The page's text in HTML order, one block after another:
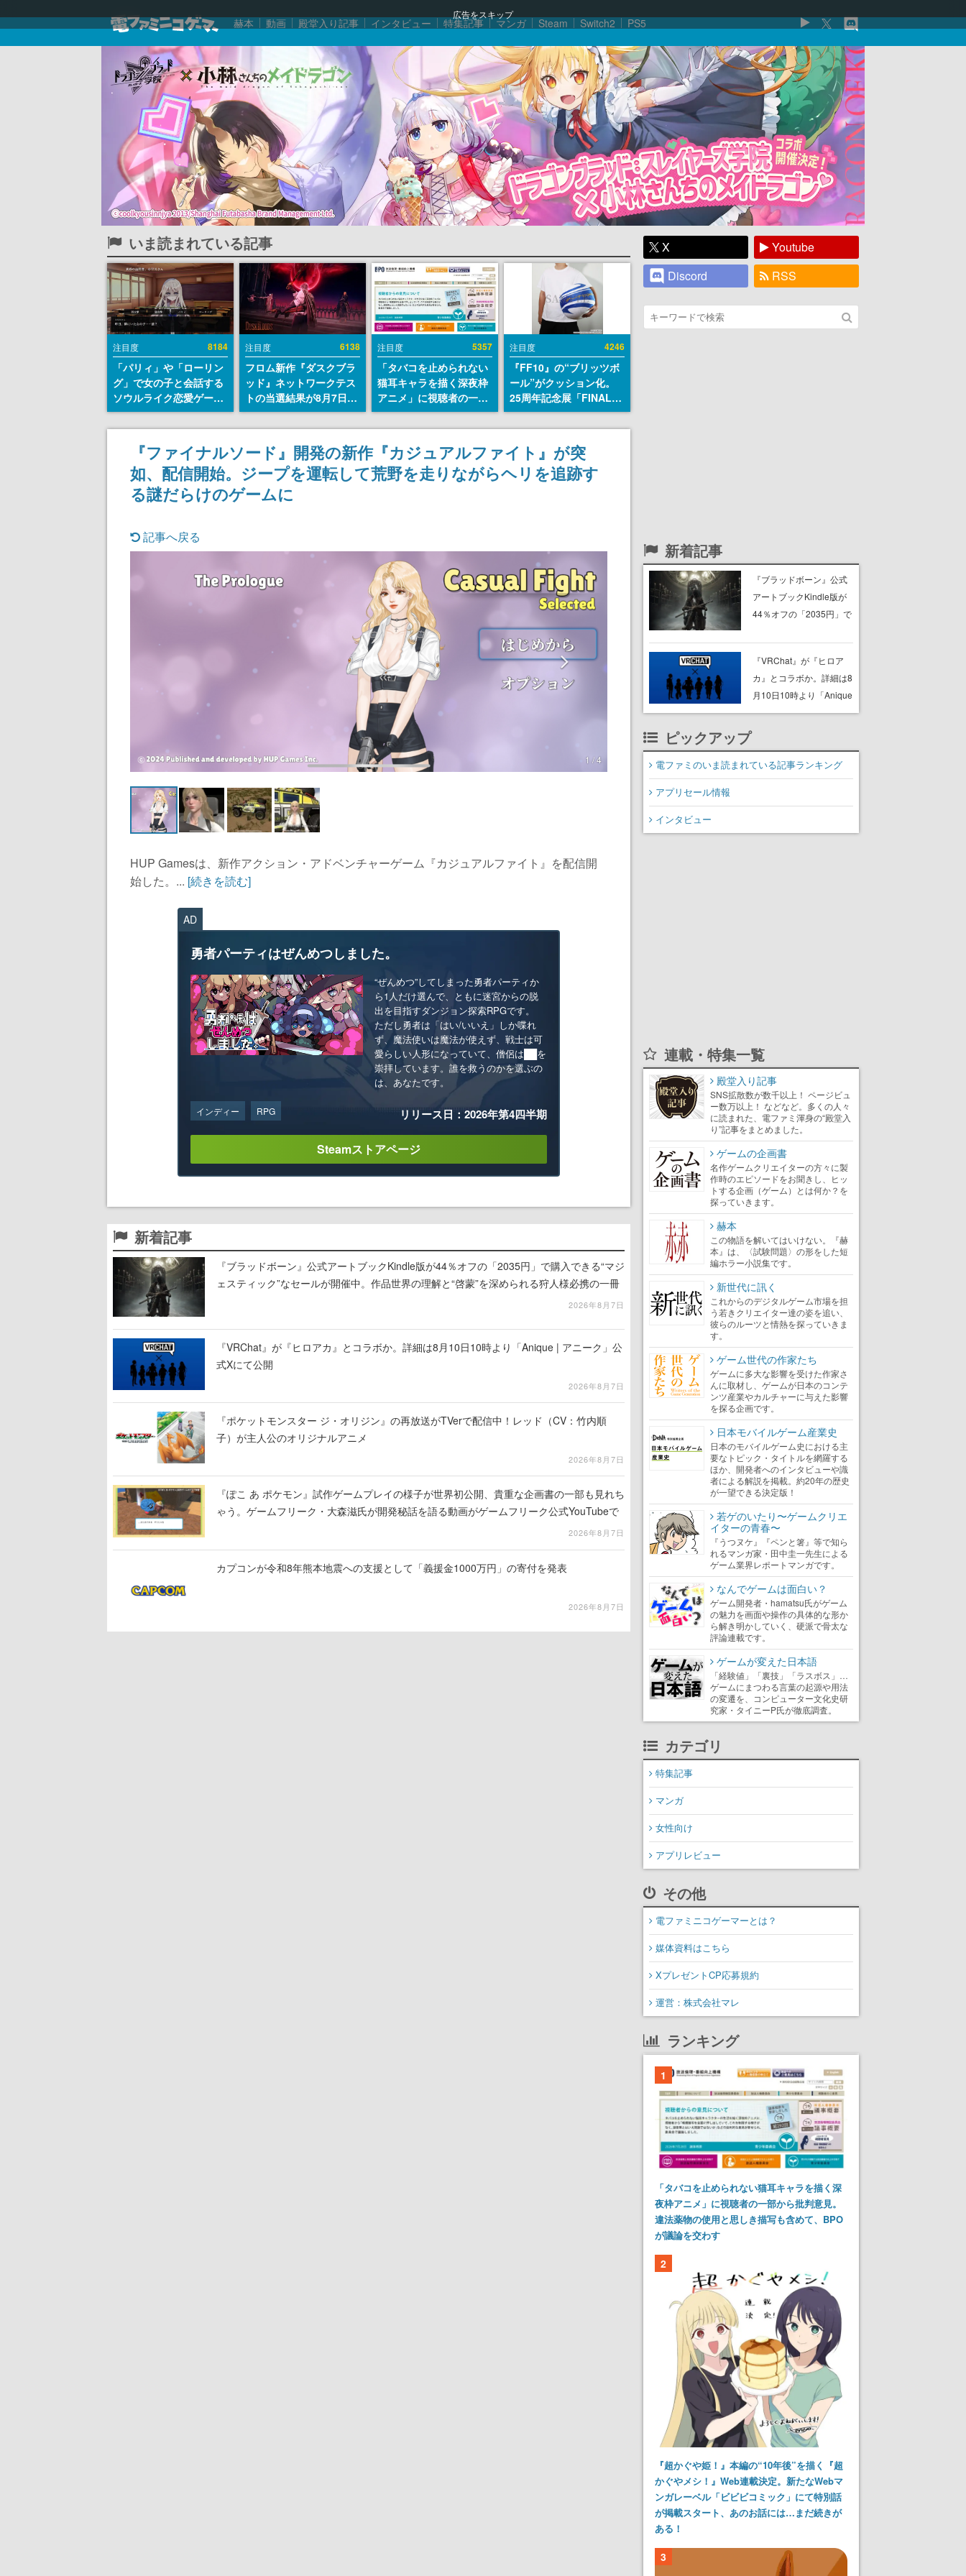
広告をスキップ
赫本 動画 殿堂入り記事 インタビュー 特集記事 マンガ Steam Switch2 PS5
いま読まれている記事
注目度 8184
「パリィ」や「ローリン
グ」で女の子と会話する
ソウルライク恋愛ゲーム
『小早川さんはソウルラ
イク』無料公開。返事に
失敗すると「YOU
DIED」
注目度 6138
フロム新作『ダスクブラ
ッド』ネットワークテス
トの当選結果が8月7日22
時に発表。応募サイトの
マイページから確認可
能、テスト実施は8月21
日～24日
注目度 5357
「タバコを止められない
猫耳キャラを描く深夜枠
アニメ」に視聴者の一部
から批判意見。違法薬物
の使用と思しき描写も含
めて、BPOが議論を交わ
す
注目度 4246
『FF10』の“ブリッツボ
ール”がクッション化。
25周年記念展「FINAL
FANTASY X MUSEUM-
幻光の記憶-」のグッズ情
報が一部公開
『ファイナルソード』開発の新作『カジュアルファイト』が突
如、配信開始。ジープを運転して荒野を走りながらヘリを追跡す
る謎だらけのゲームに
記事へ戻る
1 / 4
HUP Gamesは、新作アクション・アドベンチャーゲーム『カジュアルファイト』を配信開
始した。... [続きを読む]
AD
勇者パーティはぜんめつしました。
“ぜんめつ”してしまった勇者パーティか
ら1人だけ選んで、ともに迷宮からの脱
出を目指すダンジョン探索RPGです。
ただし勇者は「はい/いいえ」しか喋れ
ず、魔法使いは魔法が使えず、戦士は可
愛らしい人形になっていて、僧侶は██を
崇拝しています。誰を救うのかを選ぶの
は、あなたです。
インディー RPG リリース日：2026年第4四半期
Steamストアページ
新着記事
『ブラッドボーン』公式アートブックKindle版が44％オフの「2035円」で購入できる“マジ
ェスティック”なセールが開催中。作品世界の理解と“啓蒙”を深められる狩人様必携の一冊
2026年8月7日
『VRChat』が『ヒロアカ』とコラボか。詳細は8月10日10時より「Anique | アニーク」公
式Xにて公開
2026年8月7日
『ポケットモンスター ジ・オリジン』の再放送がTVerで配信中！レッド（CV：竹内順
子）が主人公のオリジナルアニメ
2026年8月7日
『ぽこ あ ポケモン』試作ゲームプレイの様子が世界初公開、貴重な企画書の一部も見れち
ゃう。ゲームフリーク・大森滋氏が開発秘話を語る動画がゲームフリーク公式YouTubeで
2026年8月7日
カプコンが令和8年熊本地震への支援として「義援金1000万円」の寄付を発表
2026年8月7日
X
Youtube
Discord
RSS
新着記事
『ブラッドボーン』公式
アートブックKindle版が
44％オフの「2035円」で
作品世界の理解と“啓蒙”を
深められる狩人様必携の
一冊
『VRChat』が『ヒロア
カ』とコラボか。詳細は8
月10日10時より「Anique
| アニーク」公式Xにて公
ピックアップ
電ファミのいま読まれている記事ランキング
アプリセール情報
インタビュー
連載・特集一覧
殿堂入り記事
SNS拡散数が数千以上！ ページビュ
ー数万以上！ などなど。多くの人々
に読まれた、電ファミ渾身の“殿堂入
り”記事をまとめました。
ゲームの企画書
名作ゲームクリエイターの方々に製
作時のエピソードをお聞きし、ヒッ
トする企画（ゲーム）とは何か？を
探っていきます。
赫本
この物語を解いてはいけない。『赫
本』は、〈試験問題〉の形をした短
編ホラー小説集です。
新世代に訊く
これからのデジタルゲーム市場を担
う若きクリエイター達の姿を追い、
彼らのルーツと情熱を探っていきま
す。
ゲーム世代の作家たち
ゲームに多大な影響を受けた作家さ
んに取材し、ゲームが日本のコンテ
ンツ産業やカルチャーに与えた影響
を探る企画です。
日本モバイルゲーム産業史
日本のモバイルゲーム史における主
要なトピック・タイトルを網羅する
ほか、開発者へのインタビューや識
者による解説を掲載。約20年の歴史
が一望できる決定版！
若ゲのいたり〜ゲームクリエ
イターの青春〜
『うつヌケ』『ペンと箸』等で知ら
れるマンガ家・田中圭一先生による
ゲーム業界レポートマンガです。
なんでゲームは面白い？
ゲーム開発者・hamatsu氏がゲーム
の魅力を画面や操作の具体的な形か
ら解き明かしていく、硬派で骨太な
評論連載です。
ゲームが変えた日本語
「経験値」「裏技」「ラスボス」…
ゲームにまつわる言葉の起源や用法
の変遷を、コンピューター文化史研
究家・タイニーP氏が徹底調査。
カテゴリ
特集記事
マンガ
女性向け
アプリレビュー
その他
電ファミニコゲーマーとは？
媒体資料はこちら
XプレゼントCP応募規約
運営：株式会社マレ
ランキング
1
「タバコを止められない猫耳キャラを描く深
夜枠アニメ」に視聴者の一部から批判意見。
違法薬物の使用と思しき描写も含めて、BPO
が議論を交わす
2
『超かぐや姫！』本編の“10年後”を描く『超
かぐやメシ！』Web連載決定。新たなWebマ
ンガレーベル「ビビビコミック」にて特別話
が掲載スタート、あのお話には…まだ続きが
ある！
3